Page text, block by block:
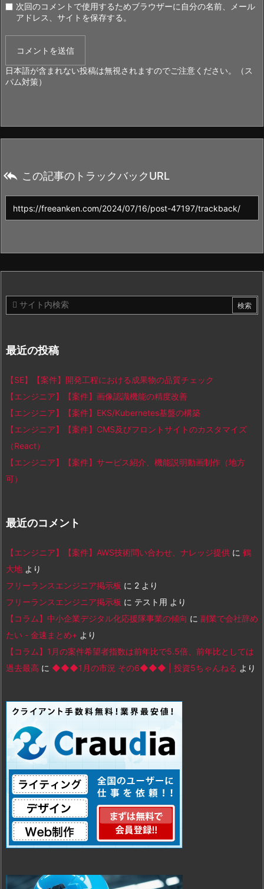
次回のコメントで使用するためブラウザーに自分の名前、メール
アドレス、サイトを保存する。
日本語が含まれない投稿は無視されますのでご注意ください。（ス
パム対策）
 この記事のトラックバックURL
最近の投稿
【SE】【案件】開発工程における成果物の品質チェック
【エンジニア】【案件】画像認識機能の精度改善
【エンジニア】【案件】EKS/Kubernetes基盤の構築
【エンジニア】【案件】CMS及びフロントサイトのカスタマイズ
（React）
【エンジニア】【案件】サービス紹介、機能説明動画制作（地方
可）
最近のコメント
【エンジニア】【案件】AWS技術問い合わせ、ナレッジ提供 に 鶴
大地 より
フリーランスエンジニア掲示板 に 2 より
フリーランスエンジニア掲示板 に テスト用 より
【コラム】中小企業デジタル化応援隊事業の傾向 に 副業で会社辞め
たい - 金速まとめ+ より
【コラム】1月の案件希望者指数は前年比で5.5倍、前年比としては
過去最高 に ◆◆◆1月の市況 その6◆◆◆ | 投資5ちゃんねる より